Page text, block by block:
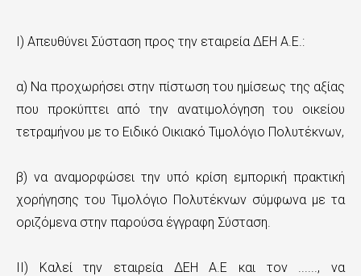
Ι) Απευθύνει Σύσταση προς την εταιρεία ΔΕΗ Α.Ε.:
α) Να προχωρήσει στην πίστωση του ημίσεως της αξίας
που προκύπτει από την ανατιμολόγηση του οικείου
τετραμήνου με το Ειδικό Οικιακό Τιμολόγιο Πολυτέκνων,
β) να αναμορφώσει την υπό κρίση εμπορική πρακτική
χορήγησης του Τιμολόγιο Πολυτέκνων σύμφωνα με τα
οριζόμενα στην παρούσα έγγραφη Σύσταση.
ΙΙ) Καλεί την εταιρεία ΔΕΗ Α.Ε και τον ......, να